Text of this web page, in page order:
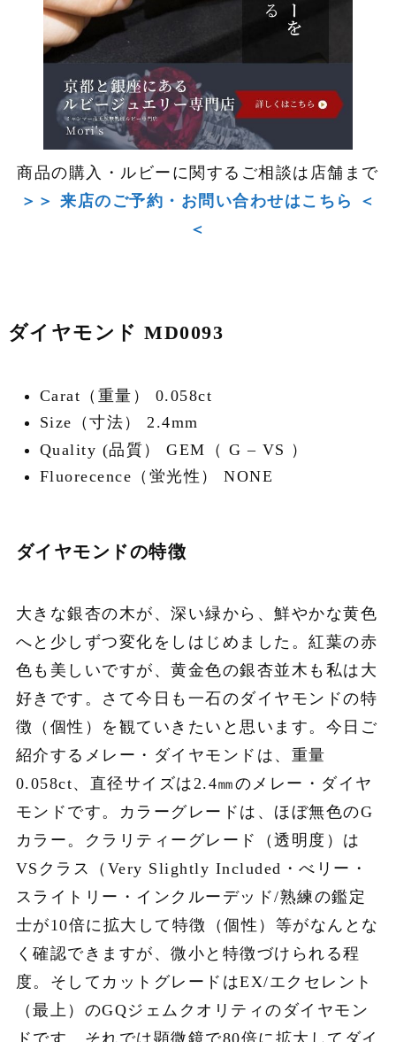
商品の購入・ルビーに関するご相談は店舗まで
＞＞ 来店のご予約・お問い合わせはこちら ＜
＜
ダイヤモンド MD0093
Carat（重量） 0.058ct
Size（寸法） 2.4mm
Quality (品質） GEM（ G – VS ）
Fluorecence（蛍光性） NONE
ダイヤモンドの特徴
大きな銀杏の木が、深い緑から、鮮やかな黄色
へと少しずつ変化をしはじめました。紅葉の赤
色も美しいですが、黄金色の銀杏並木も私は大
好きです。さて今日も一石のダイヤモンドの特
徴（個性）を観ていきたいと思います。今日ご
紹介するメレー・ダイヤモンドは、重量
0.058ct、直径サイズは2.4㎜のメレー・ダイヤ
モンドです。カラーグレードは、ほぼ無色のG
カラー。クラリティーグレード（透明度）は
VSクラス（Very Slightly Included・べリー・
スライトリー・インクルーデッド/熟練の鑑定
士が10倍に拡大して特徴（個性）等がなんとな
く確認できますが、微小と特徴づけられる程
度。そしてカットグレードはEX/エクセレント
（最上）のGQジェムクオリティのダイヤモン
ドです。それでは顕微鏡で80倍に拡大してダイ